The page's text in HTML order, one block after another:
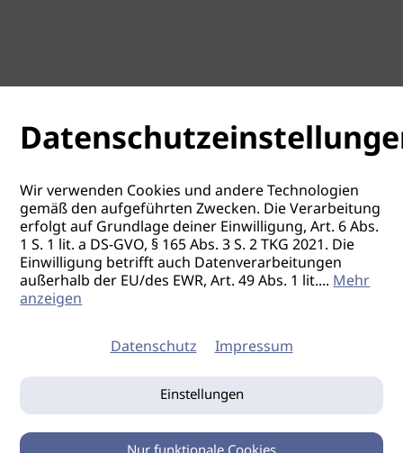
Wir verwenden Cookies und andere Technologien
gemäß den aufgeführten Zwecken. Die Verarbeitung
erfolgt auf Grundlage deiner Einwilligung, Art. 6 Abs.
1 S. 1 lit. a DS-GVO, § 165 Abs. 3 S. 2 TKG 2021. Die
Einwilligung betrifft auch Datenverarbeitungen
außerhalb der EU/des EWR, Art. 49 Abs. 1 lit....Mehr
anzeigen
Datenschutz Impressum
Einstellungen